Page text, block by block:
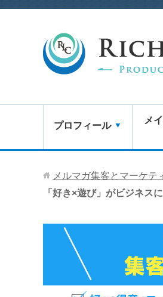
プロフィール
メ
メルマガ集客とマーケテ
「好き×遊び」がビジネス